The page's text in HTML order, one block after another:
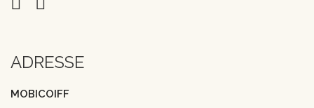
ADRESSE
MOBICOIFF